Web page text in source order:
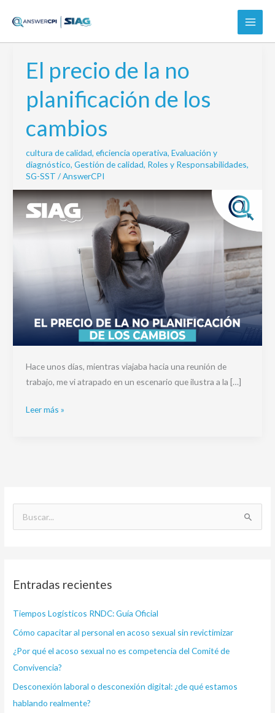
El precio de la no
planificación de los
cambios
cultura de calidad, eficiencia operativa, Evaluación y
diagnóstico, Gestión de calidad, Roles y Responsabilidades,
SG-SST /AnswerCPI
Hace unos días, mientras viajaba hacia una reunión de
trabajo, me vi atrapado en un escenario que ilustra a la […]
El
precio
de
la
no
planificación
de
los
Leer más »
a
p
o
r
:
Entradas recientes
Tiempos Logísticos RNDC: Guía Oficial
Cómo capacitar al personal en acoso sexual sin revictimizar
¿Por qué el acoso sexual no es competencia del Comité de
Convivencia?
Desconexión laboral o desconexión digital: ¿de qué estamos
hablando realmente?